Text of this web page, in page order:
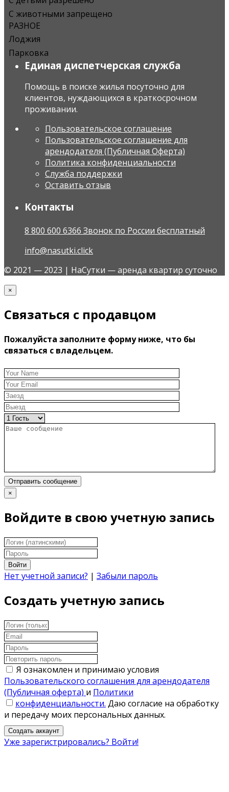
С животными запрещено
РАЗНОЕ
Лоджия
Парковка
Единая диспетчерская служба
Помощь в поиске жилья посуточно для
клиентов, нуждающихся в краткосрочном
проживании.
Пользовательское соглашение
Пользовательское соглашение для
арендодателя (Публичная Оферта)
Политика конфиденциальности
Служба поддержки
Оставить отзыв
Контакты
8 800 600 6366 Звонок по России бесплатный
info@nasutki.click
© 2021 — 2023 | НаСутки — аренда квартир суточно
×
Связаться с продавцом
Пожалуйста заполните форму ниже, что бы
связаться с владельцем.
Отправить сообщение
×
Войдите в свою учетную запись
Войти
Нет учетной записи? | Забыли пароль
Создать учетную запись
Я ознакомлен и принимаю условия
Пользовательского соглашения для арендодателя
(Публичная оферта) и Политики
конфиденциальности. Даю согласие на обработку
и передачу моих персональных данных.
Создать аккаунт
Уже зарегистрировались? Войти!